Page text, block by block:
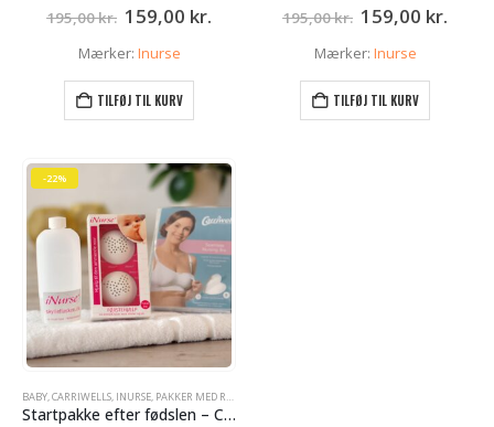
ud af 5
195,00kr. Den
oprindelige
pris
var:
195,00 kr..
159,00 kr.
aktuelle
159,00 kr..
Mærker: Inurse
TILFØJ TIL KURV
ud af 5
195,00kr. Den
oprindelige
pris
var:
195,00 kr..
159,00 kr.
Mærker: Inurse
TILFØJ TIL KURV
-22%
BABY,CARRIWELLS, INURSE, PAKKER MED RABAT
Startpakke efter fødslen – Carriwell amme-BH, iNurse og skylleflaske